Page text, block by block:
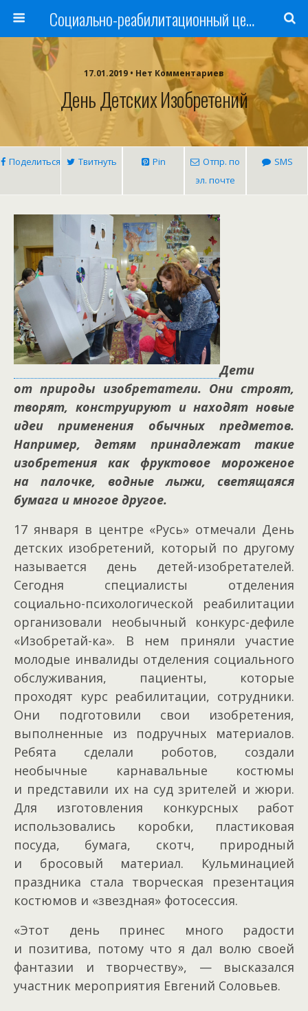
Cоциально-реабилитационный центр Русь
17.01.2019 • Нет Комментариев
День Детских Изобретений
Поделиться Твитнуть Pin
Отпр. по
эл. почте
SMS
Дети
от природы изобретатели. Они строят,
творят, конструируют и находят новые
идеи применения обычных предметов.
Например, детям принадлежат такие
изобретения как фруктовое мороженое
на палочке, водные лыжи, светящаяся
бумага и многое другое.
17 января в центре «Русь» отмечали День
детских изобретений, который по другому
называется день детей-изобретателей.
Сегодня специалисты отделения
социально-психологической реабилитации
организовали необычный конкурс-дефиле
«Изобретай-ка». В нем приняли участие
молодые инвалиды отделения социального
обслуживания, пациенты, которые
проходят курс реабилитации, сотрудники.
Они подготовили свои изобретения,
выполненные из подручных материалов.
Ребята сделали роботов, создали
необычные карнавальные костюмы
и представили их на суд зрителей и жюри.
Для изготовления конкурсных работ
использовались коробки, пластиковая
посуда, бумага, скотч, природный
и бросовый материал. Кульминацией
праздника стала творческая презентация
костюмов и «звездная» фотосессия.
«Этот день принес много радости
и позитива, потому что я дал волю своей
фантазии и творчеству», — высказался
участник мероприятия Евгений Соловьев.